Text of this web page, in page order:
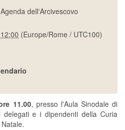
Agenda dell'Arcivescovo
12:00 (Europe/Rome / UTC100)
11.00, presso l'Aula Sinodale di
delegati e i dipendenti della Curia